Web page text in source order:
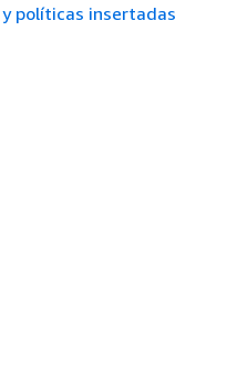
políticas insertadas